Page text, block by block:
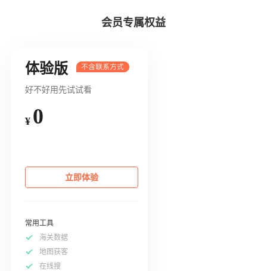
会员专属权益
体验版
好不好用先试试看
¥ 0
立即体验
常用工具
海关数据
地图获客
在线搜